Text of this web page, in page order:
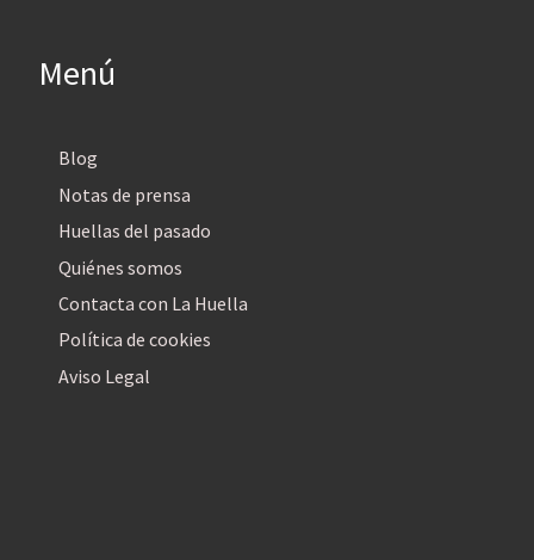
Menú
Blog
Notas de prensa
Huellas del pasado
Quiénes somos
Contacta con La Huella
Política de cookies
Aviso Legal